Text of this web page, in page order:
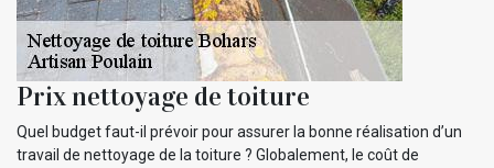
Prix nettoyage de toiture
Quel budget faut-il prévoir pour assurer la bonne réalisation d’un
travail de nettoyage de la toiture ? Globalement, le coût de